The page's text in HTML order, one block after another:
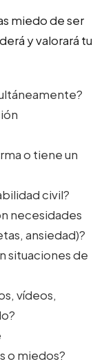
miedo de ser
y valorará tu
o tiene un
civil?
necesidades
ansiedad)?
situaciones de
vídeos,
o miedos?